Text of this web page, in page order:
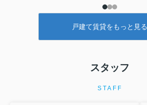
戸建て賃貸をもっと見る
スタッフ
STAFF